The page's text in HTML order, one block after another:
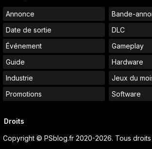
Annonce
Bande-
Date de sortie
DLC
Événement
Gameplay
Guide
Hardware
Industrie
Jeux du
Promotions
Software
Droits
Copyright © PSblog.fr 2020-2026. Tous